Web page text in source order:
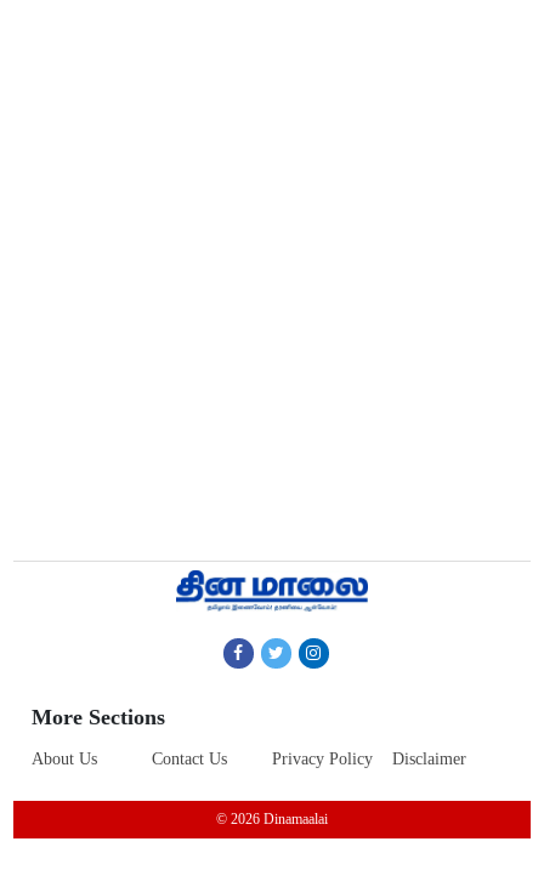
More Sections
About Us Contact Us Privacy Policy Disclaimer
© 2026 Dinamaalai